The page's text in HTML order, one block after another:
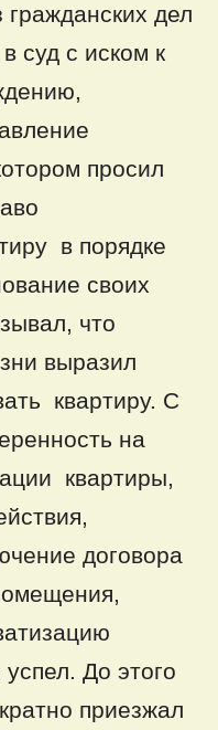
дел
суд с иском к
просил
в порядке
своих
что
выразил
квартиру. С
на
квартиры,
договора
До этого
приезжал